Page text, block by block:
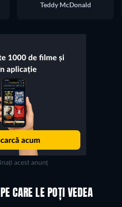
Teddy McDonald
acest anunț
CARE LE POȚI VEDEA